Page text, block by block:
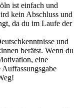
ist einfach und
kein Abschluss und
da du im Laufe der
und
berätst. Wenn du
eine